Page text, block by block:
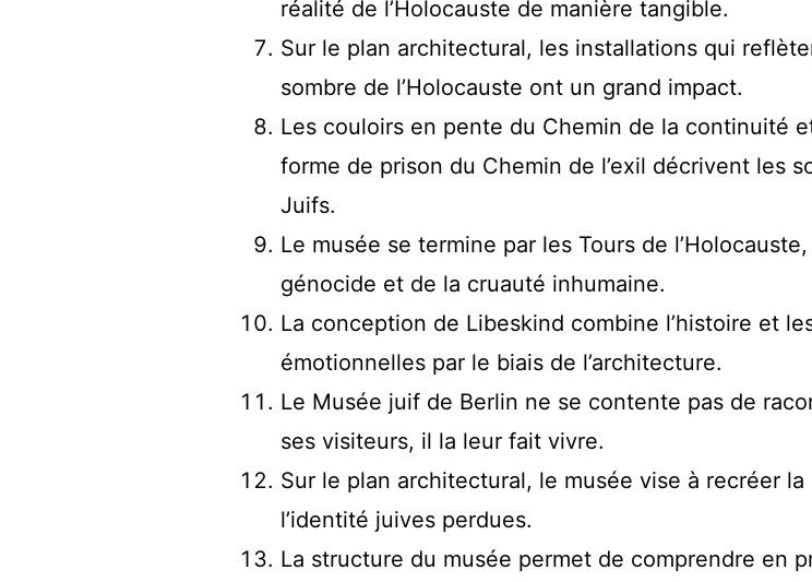
réalité de l’Holocauste de manière tangible.
Sur le plan architectural, les installations qui
sombre de l’Holocauste ont un grand impact.
Les couloirs en pente du Chemin de la continuité
forme de prison du Chemin de l’exil décrivent les
Juifs.
Le musée se termine par les Tours de
génocide et de la cruauté inhumaine.
La conception de Libeskind combine l’histoire et
émotionnelles par le biais de l’architecture.
Le Musée juif de Berlin ne se contente pas de
ses visiteurs, il la leur fait vivre.
Sur le plan architectural, le musée vise à recréer
l’identité juives perdues.
La structure du musée permet de comprendre en